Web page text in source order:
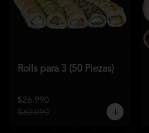
Rolls para 3 (50 Piezas)
$26.990
$30.090